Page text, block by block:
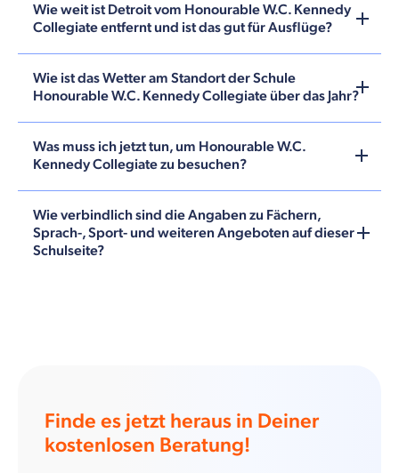
Wie weit ist Detroit vom Honourable W.C. Kennedy
Collegiate entfernt und ist das gut für Ausflüge?
Wie ist das Wetter am Standort der Schule
Honourable W.C. Kennedy Collegiate über das Jahr?
Was muss ich jetzt tun, um Honourable W.C.
Kennedy Collegiate zu besuchen?
Wie verbindlich sind die Angaben zu Fächern,
Sprach-, Sport- und weiteren Angeboten auf dieser
Schulseite?
Finde es jetzt heraus in Deiner
kostenlosen Beratung!